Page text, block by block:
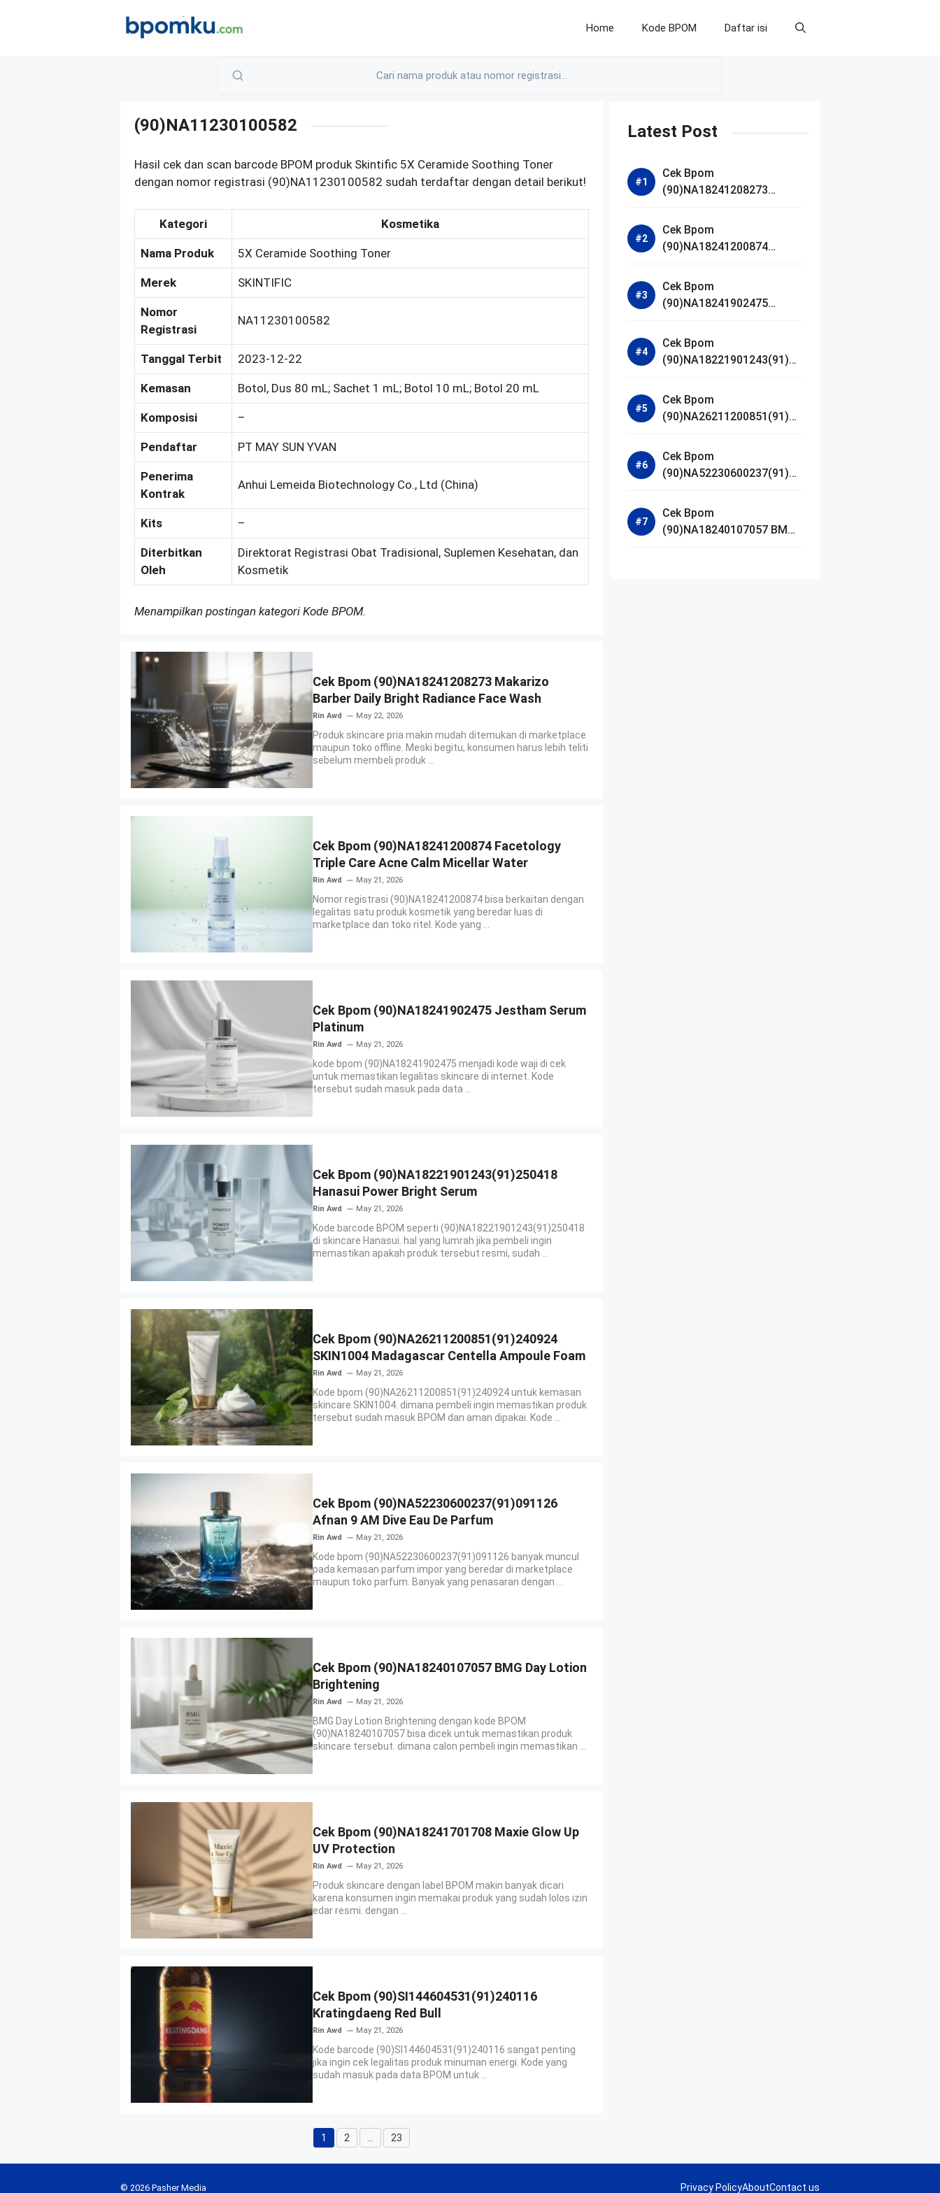
Home Kode BPOM Daftar isi
(90)NA11230100582
Hasil cek dan scan barcode BPOM produk Skintific 5X Ceramide Soothing Toner
dengan nomor registrasi (90)NA11230100582 sudah terdaftar dengan detail berikut!
Kategori Kosmetika
Nama Produk 5X Ceramide Soothing Toner
Merek SKINTIFIC
Nomor
Registrasi
NA11230100582
Tanggal Terbit 2023-12-22
Kemasan Botol, Dus 80 mL; Sachet 1 mL; Botol 10 mL; Botol 20 mL
Komposisi –
Pendaftar PT MAY SUN YVAN
Penerima
Kontrak
Anhui Lemeida Biotechnology Co., Ltd (China)
Kits –
Diterbitkan
Oleh
Direktorat Registrasi Obat Tradisional, Suplemen Kesehatan, dan
Kosmetik
Menampilkan postingan kategori Kode BPOM.
Cek Bpom (90)NA18241208273 Makarizo
Barber Daily Bright Radiance Face Wash
Rin Awd May 22, 2026
Produk skincare pria makin mudah ditemukan di marketplace
maupun toko offline. Meski begitu, konsumen harus lebih teliti
sebelum membeli produk ...
Cek Bpom (90)NA18241200874 Facetology
Triple Care Acne Calm Micellar Water
Rin Awd May 21, 2026
Nomor registrasi (90)NA18241200874 bisa berkaitan dengan
legalitas satu produk kosmetik yang beredar luas di
marketplace dan toko ritel. Kode yang ...
Cek Bpom (90)NA18241902475 Jestham Serum
Platinum
Rin Awd May 21, 2026
kode bpom (90)NA18241902475 menjadi kode waji di cek
untuk memastikan legalitas skincare di internet. Kode
tersebut sudah masuk pada data ...
Cek Bpom (90)NA18221901243(91)250418
Hanasui Power Bright Serum
Rin Awd May 21, 2026
Kode barcode BPOM seperti (90)NA18221901243(91)250418
di skincare Hanasui. hal yang lumrah jika pembeli ingin
memastikan apakah produk tersebut resmi, sudah ...
Cek Bpom (90)NA26211200851(91)240924
SKIN1004 Madagascar Centella Ampoule Foam
Rin Awd May 21, 2026
Kode bpom (90)NA26211200851(91)240924 untuk kemasan
skincare SKIN1004. dimana pembeli ingin memastikan produk
tersebut sudah masuk BPOM dan aman dipakai. Kode ...
Cek Bpom (90)NA52230600237(91)091126
Afnan 9 AM Dive Eau De Parfum
Rin Awd May 21, 2026
Kode bpom (90)NA52230600237(91)091126 banyak muncul
pada kemasan parfum impor yang beredar di marketplace
maupun toko parfum. Banyak yang penasaran dengan ...
Cek Bpom (90)NA18240107057 BMG Day Lotion
Brightening
Rin Awd May 21, 2026
BMG Day Lotion Brightening dengan kode BPOM
(90)NA18240107057 bisa dicek untuk memastikan produk
skincare tersebut. dimana calon pembeli ingin memastikan ...
Cek Bpom (90)NA18241701708 Maxie Glow Up
UV Protection
Rin Awd May 21, 2026
Produk skincare dengan label BPOM makin banyak dicari
karena konsumen ingin memakai produk yang sudah lolos izin
edar resmi. dengan ...
Cek Bpom (90)SI144604531(91)240116
Kratingdaeng Red Bull
Rin Awd May 21, 2026
Kode barcode (90)SI144604531(91)240116 sangat penting
jika ingin cek legalitas produk minuman energi. Kode yang
sudah masuk pada data BPOM untuk ...
Page
1 Page
2 Page
23
Latest Post
Cek Bpom
(90)NA18241208273
Bright Radiance Face
Wash
Cek Bpom
(90)NA18241200874
Acne Calm Micellar Water
Cek Bpom
(90)NA18241902475
Cek Bpom
(90)NA18221901243(91)25
Serum
Cek Bpom
(90)NA26211200851(91)24
Madagascar Centella
Ampoule Foam
Cek Bpom
(90)NA52230600237(91)09
De Parfum
Cek Bpom
(90)NA18240107057 BMG
© 2026 Pasher Media Privacy PolicyAboutContact us